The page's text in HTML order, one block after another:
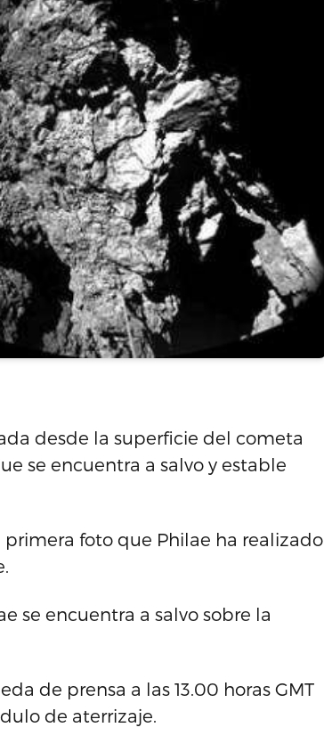
desde la superficie del cometa
se encuentra a salvo y estable
primera foto que Philae ha realizado
se encuentra a salvo sobre la
de prensa a las 13.00 horas GMT
de aterrizaje.